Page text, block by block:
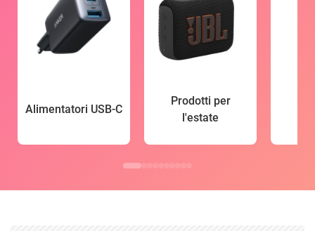
Alimentatori USB-C
Prodotti per
l'estate